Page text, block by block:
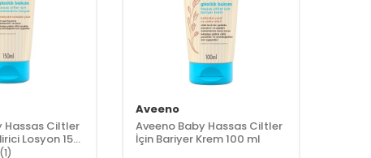
Hassas Ciltler
Losyon 150
(1)
Aveeno
Aveeno Baby Hassas Ciltler
İçin Bariyer Krem 100 ml